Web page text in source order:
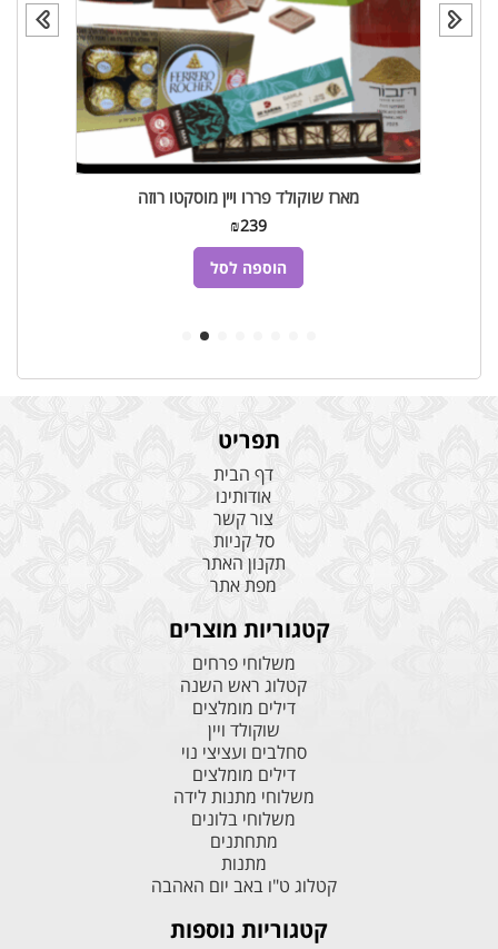
מארז שוקולד פררו ויין מוסקטו רוזה
₪239
הוספה לסל
תפריט
דף הבית
אודותינו
צור קשר
סל קניות
תקנון האתר
מפת אתר
קטגוריות מוצרים
משלוחי פרחים
קטלוג ראש השנה
דילים מומלצים
שוקולד ויין
סחלבים ועציצי נוי
דילים מומלצים
משלוחי מתנות לידה
משלוחי בלונים
מתחתנים
מתנות
קטלוג ט"ו באב יום האהבה
קטגוריות נוספות